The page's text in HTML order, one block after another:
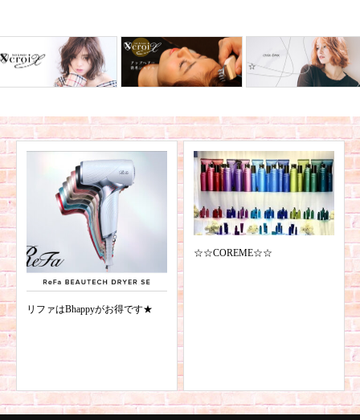
リファはBhappyがお得です★
☆☆COREME☆☆